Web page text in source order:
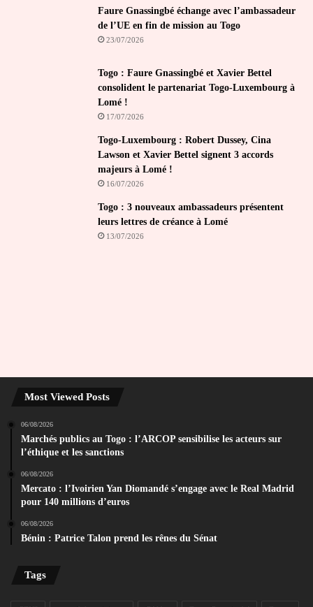
Faure Gnassingbé échange avec l’ambassadeur
de l’UE en fin de mission au Togo
23/07/2026
Togo : Faure Gnassingbé et Xavier Bettel
consolident le partenariat Togo-Luxembourg à
Lomé !
17/07/2026
Togo-Luxembourg : Robert Dussey, Cina
Lawson et Xavier Bettel signent 3 accords
majeurs à Lomé !
16/07/2026
Togo : 3 nouveaux ambassadeurs présentent
leurs lettres de créance à Lomé
13/07/2026
Most Viewed Posts
06/08/2026
Marchés publics au Togo : l’ARCOP sensibilise les acteurs sur
l’éthique et les sanctions
06/08/2026
Mercato : l’Ivoirien Yan Diomandé s’engage avec le Real Madrid
pour 140 millions d’euros
06/08/2026
Bénin : Patrice Talon prend les rênes du Sénat
Tags